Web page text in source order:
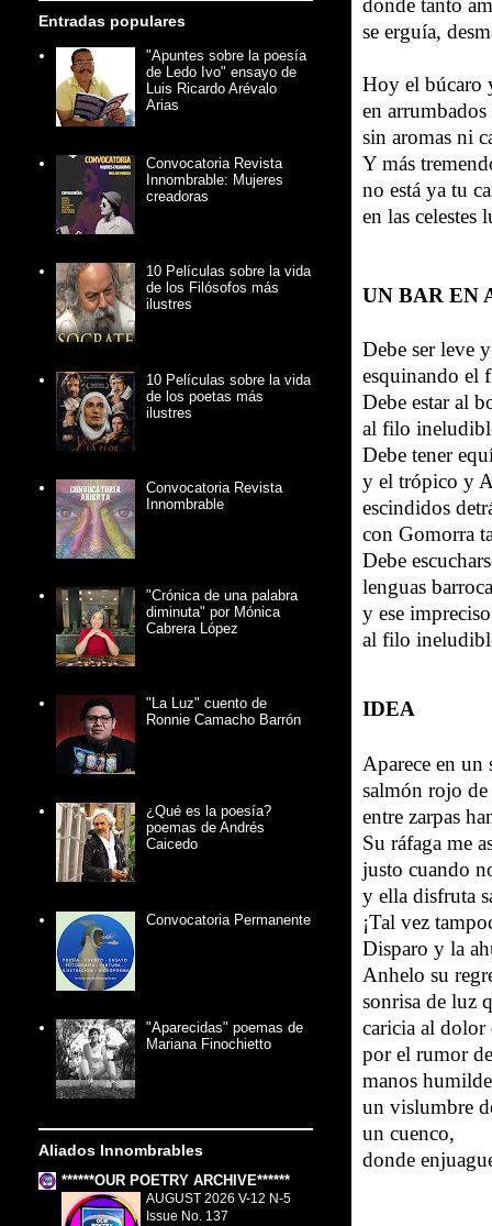
donde tanto
se erguía,
Hoy el búcaro
en arrumbados
sin aromas ni
Y más
no está ya tu
en las celestes
UN BAR EN
Debe ser leve
esquinando el
Debe estar al
al filo
Debe tener
y el trópico y
escindidos
con Gomorra
Debe
lenguas
y ese
al filo
IDEA
Aparece en un
salmón rojo de
entre zarpas
Su ráfaga me
justo cuando
y ella disfruta
¡Tal vez
Disparo y la
Anhelo su
sonrisa de luz
caricia al dolor
por el rumor
manos
un vislumbre
un cuenco,
donde
Entradas populares
"Apuntes sobre la poesía
de Ledo Ivo" ensayo de
Luis Ricardo Arévalo
Arias
Convocatoria Revista
Innombrable: Mujeres
creadoras
10 Películas sobre la vida
de los Filósofos más
ilustres
10 Películas sobre la vida
de los poetas más
ilustres
Convocatoria Revista
Innombrable
"Crónica de una palabra
diminuta" por Mónica
Cabrera López
"La Luz" cuento de
Ronnie Camacho Barrón
¿Qué es la poesía?
poemas de Andrés
Caicedo
Convocatoria Permanente
"Aparecidas" poemas de
Mariana Finochietto
Aliados Innombrables
******OUR POETRY ARCHIVE******
AUGUST 2026 V-12 N-5
Issue No. 137